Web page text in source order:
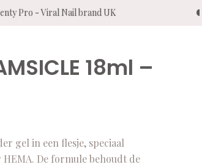
Pro - Viral Nail brand UK
18ml –
gel in een flesje, speciaal
De formule behoudt de